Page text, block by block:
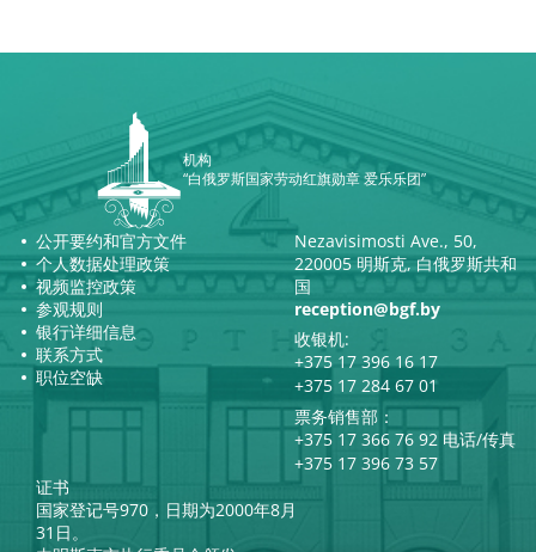
机构
“白俄罗斯国家劳动红旗勋章 爱乐乐团”
公开要约和官方文件
个人数据处理政策
视频监控政策
参观规则
银行详细信息
联系方式
职位空缺
Nezavisimosti Ave., 50,
220005 明斯克, 白俄罗斯共和
国
reception@bgf.by
收银机:
+375 17 396 16 17
+375 17 284 67 01
票务销售部：
+375 17 366 76 92 电话/传真
+375 17 396 73 57
证书
国家登记号970，日期为2000年8月
31日。